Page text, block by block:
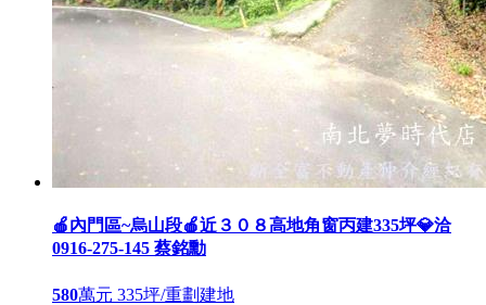
🍎內門區~烏山段🍎近３０８高地角窗丙建335坪💎洽
0916-275-145 蔡銘勳
580萬元 335坪/重劃建地